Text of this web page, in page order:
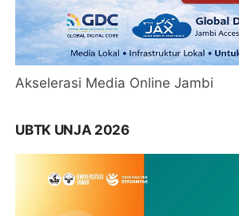
Akselerasi Media Online Jambi
UBTK UNJA 2026